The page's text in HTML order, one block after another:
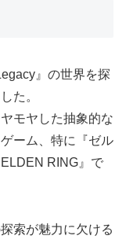
』の世界を探
た。
モヤした抽象的な
ーム、特に『ゼル
RING』で
索が魅力に欠ける